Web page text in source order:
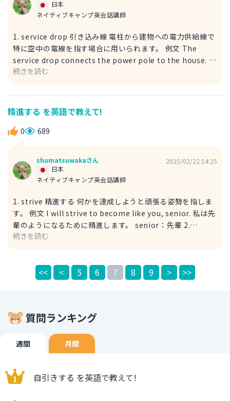
た時に使われます。I managed to finish the project on
きた)のように使用します。
ネイティブキャンプ英会話講師
日本
1. service drop 引き込み線 電柱から建物への電力供給線で
特に空中の電線を指す場合に用いられます。 例文 The
service drop connects the power pole to the house. 引
き込み線が電柱と家を繋いでいる。 connects：繋ぐ
建物へのガス、水道、電気などの供給線で地中の配管や配線
も含む広い意味で使われます。 例文 The service line
needs to be inspected for leaks. 引き込み線の漏れがな
いか点検する必要があります。 needs to be inspected：
続きを読む
精進する を英語で教えて!
0 689
shumatsuwakaさん
ネイティブキャンプ英会話講師
日本
2025/02/22 14:25
1. strive 精進する 何かを達成しようと頑張る姿勢を指しま
す。 例文 I will strive to become like you, senior. 私は先
輩のようになるために精進します。 senior：先輩 2.
endeavor 精進する 特定の目標に向かって全力を尽くすこ
ようになるために精進します。 improve myself：自分を改
続きを読む
<< < 5 6 7 8 9 > >>
質問ランキング
週間 月間
自引きする を英語で教えて!